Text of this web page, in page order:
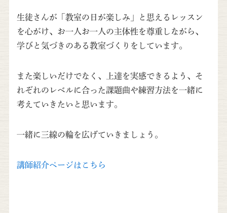
生徒さんが「教室の日が楽しみ」と思えるレッスン
を心がけ、お一人お一人の主体性を尊重しながら、
学びと気づきのある教室づくりをしています。
また楽しいだけでなく、上達を実感できるよう、そ
れぞれのレベルに合った課題曲や練習方法を一緒に
考えていきたいと思います。
一緒に三線の輪を広げていきましょう。
講師紹介ページはこちら